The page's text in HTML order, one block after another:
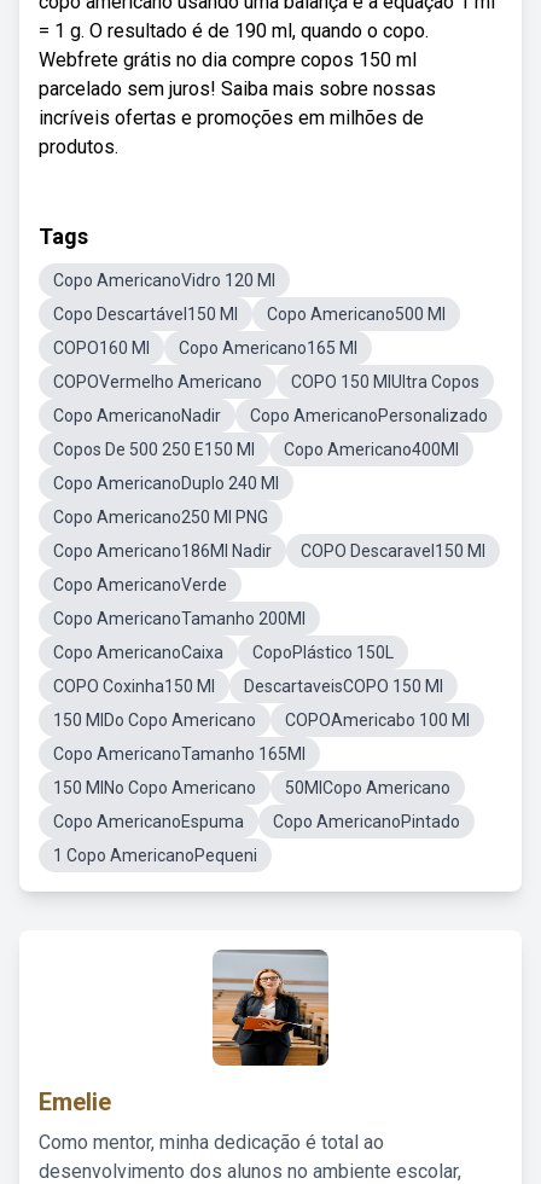
= 1 g. O resultado é de 190 ml, quando o copo.
Webfrete grátis no dia compre copos 150 ml
parcelado sem juros! Saiba mais sobre nossas
incríveis ofertas e promoções em milhões de
produtos.
Tags
Copo AmericanoVidro 120 Ml
Copo Descartável150 Ml
Copo Americano500 Ml
COPO160 Ml
Copo Americano165 Ml
COPOVermelho Americano
COPO 150 MlUltra Copos
Copo AmericanoNadir
Copo AmericanoPersonalizado
Copos De 500 250 E150 Ml
Copo Americano400Ml
Copo AmericanoDuplo 240 Ml
Copo Americano250 Ml PNG
Copo Americano186Ml Nadir
COPO Descaravel150 Ml
Copo AmericanoVerde
Copo AmericanoTamanho 200Ml
Copo AmericanoCaixa
CopoPlástico 150L
COPO Coxinha150 Ml
DescartaveisCOPO 150 Ml
150 MlDo Copo Americano
COPOAmericabo 100 Ml
Copo AmericanoTamanho 165Ml
150 MlNo Copo Americano
50MlCopo Americano
Copo AmericanoEspuma
Copo AmericanoPintado
1 Copo AmericanoPequeni
Emelie
Como mentor, minha dedicação é total ao
desenvolvimento dos alunos no ambiente escolar,